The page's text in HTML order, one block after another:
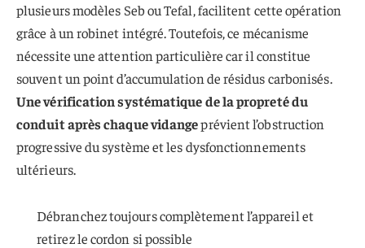
plusieurs modèles Seb ou Tefal, facilitent cette opération
grâce à un robinet intégré. Toutefois, ce mécanisme
nécessite une attention particulière car il constitue
souvent un point d’accumulation de résidus carbonisés.
Une vérification systématique de la propreté du
conduit après chaque vidangeprévient l’obstruction
progressive du système et les dysfonctionnements
ultérieurs.
Débranchez toujours complètement l’appareil et
retirez le cordon si possible